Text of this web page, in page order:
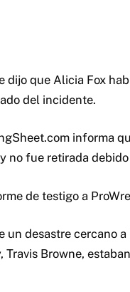
dijo que Alicia Fox
del incidente.
informa
no fue retirada
de testigo a
un desastre cercano
Browne,